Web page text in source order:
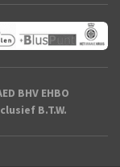
BHV EHBO
B.T.W.